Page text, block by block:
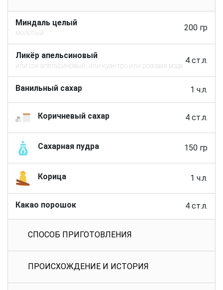
Миндаль целый
молотый
200 гр
Ликёр апельсиновый
или сок апельсиновый, или куантро или розовая вода
4 ст.л.
Ванильный сахар 1 ч.л.
Коричневый сахар 4 ст.л.
Сахарная пудра 150 гр
Корица 1 ч.л.
Какао порошок 4 ст.л.
СПОСОБ ПРИГОТОВЛЕНИЯ
ПРОИСХОЖДЕНИЕ И ИСТОРИЯ